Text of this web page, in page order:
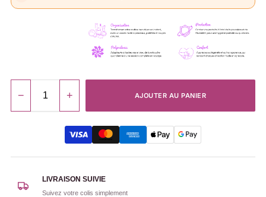
− + AJOUTER AU PANIER
LIVRAISON SUIVIE
Suivez votre colis simplement